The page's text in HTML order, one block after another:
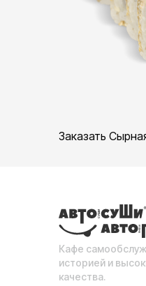
Заказать
Кафе
историей и
качества.